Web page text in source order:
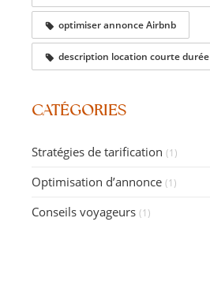
optimiser annonce Airbnb
description location courte durée
CATÉGORIES
Stratégies de tarification (1)
Optimisation d’annonce (1)
Conseils voyageurs (1)